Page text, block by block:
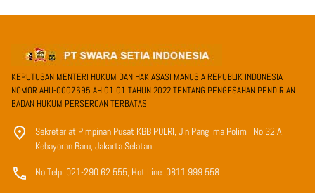
KEPUTUSAN MENTERI HUKUM DAN HAK ASASI MANUSIA REPUBLIK INDONESIA
NOMOR AHU-0007695.AH.01.01.TAHUN 2022 TENTANG PENGESAHAN PENDIRIAN
BADAN HUKUM PERSEROAN TERBATAS
Sekretariat Pimpinan Pusat KBB POLRI, Jln Panglima Polim I No 32 A,
Kebayoran Baru, Jakarta Selatan
No.Telp: 021-290 62 555, Hot Line: 0811 999 558